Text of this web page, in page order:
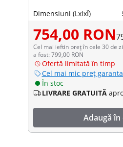
Dimensiuni (LxlxÎ)
754,00 RON
Cel mai ieftin preț în cele 30 de
a fost: 799,00 RON
Ofertă limitată în timp
Cel mai mic preț
În stoc
LIVRARE GRATUITĂ
Adaugă în